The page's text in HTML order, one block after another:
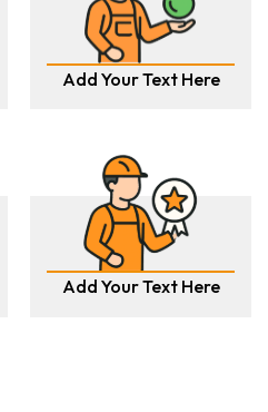
Add Your Text Here
Add Your Text Here